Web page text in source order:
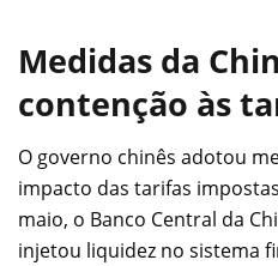
Medidas da
contenção às
O governo chinês adotou
impacto das tarifas
maio, o Banco Central da
injetou liquidez no sistema